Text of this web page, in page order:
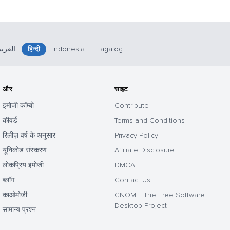
हिन्दी Indonesia Tagalog
और
इमोजी कॉम्बो
कीवर्ड
रिलीज़ वर्ष के अनुसार
यूनिकोड संस्करण
लोकप्रिय इमोजी
ब्लॉग
काओमोजी
सामान्य प्रश्न
साइट
Contribute
Terms and Conditions
Privacy Policy
Affiliate Disclosure
DMCA
Contact Us
GNOME: The Free Software
Desktop Project